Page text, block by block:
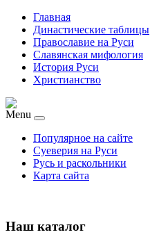
Главная
Династические таблицы
Православие на Руси
Славянская мифология
История Руси
Христианство
Menu
Популярное на сайте
Суеверия на Руси
Русь и раскольники
Карта сайта
Наш каталог